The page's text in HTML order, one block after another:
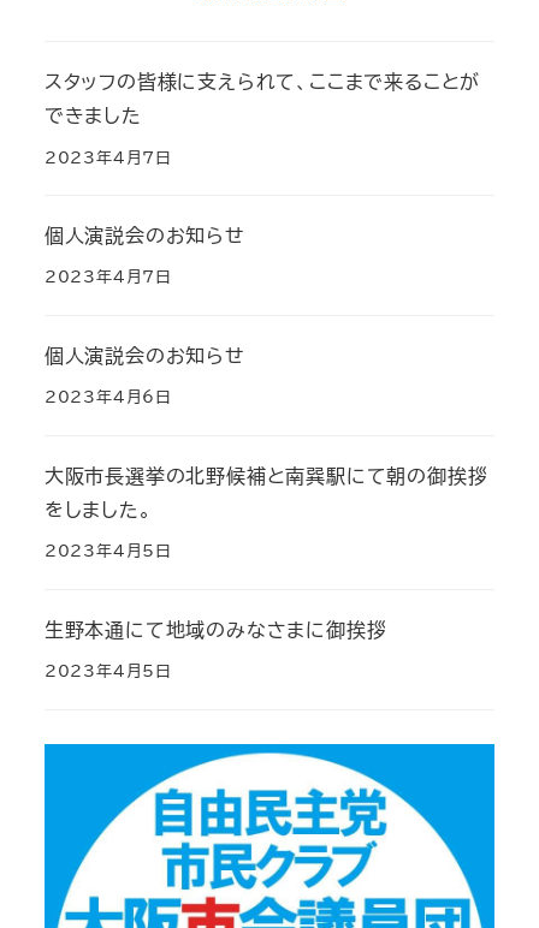
スタッフの皆様に支えられて、ここまで来ることが
できました
2023年4月7日
個人演説会のお知らせ
2023年4月7日
個人演説会のお知らせ
2023年4月6日
大阪市長選挙の北野候補と南巽駅にて朝の御挨拶
をしました。
2023年4月5日
生野本通にて地域のみなさまに御挨拶
2023年4月5日